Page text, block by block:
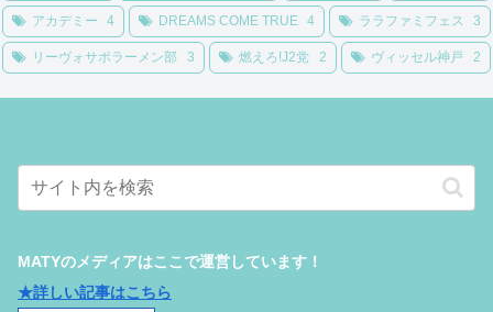
アカデミー 4 DREAMS COME TRUE 4 ララファミフェス 3
リーヴォサポラーメン部 3 燃えろ!J2党 2 ヴィッセル神戸 2
MATYのメディアはここで運営しています！
★詳しい記事はこちら